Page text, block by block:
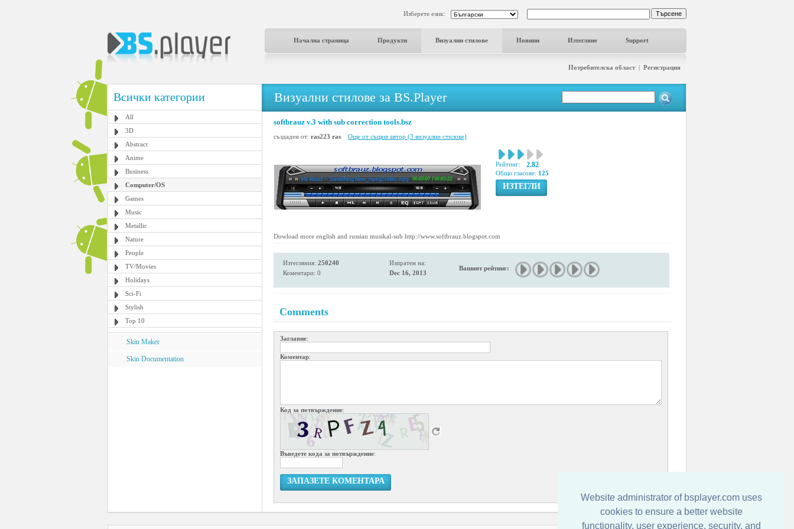
Website administrator of bsplayer.com uses
cookies to ensure a better website
functionality, user experience, security, and
Изберете език:
Начална страница Продукти Визуални стилове Новини Изтегляне Support
Потребителска област| Регистрация
Всички категории
All
3D
Abstract
Anime
Business
Computer/OS
Games
Music
Metallic
Nature
People
TV/Movies
Holidays
Sci-Fi
Stylish
Top 10
Skin Maker
Skin Documentation
Визуални стилове за BS.Player
softbrauz v.3 with sub correction tools.bsz
създаден от: ras223 ras Още от същия автор (3 визуални стилове)
Рейтинг: 2.82
Общо гласове: 125
ИЗТЕГЛИ
Dowload more english and russian musikal-sub http://www.softbrauz.blogspot.com
Изтегляния: 250240
Коментари: 0
Изпратен на:
Dec 16, 2013
Вашият рейтинг:
Comments
Заглавие:
Коментар:
Код за потвърждение:
Въведете кода за потвърждение:
ЗАПАЗЕТЕ КОМЕНТАРА